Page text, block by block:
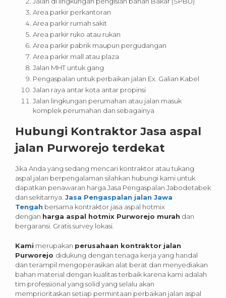
Area parkir perkantoran
Area parkir rumah sakit
Area parkir ruko atau rukan
Area parkir pabrik maupun pergudangan
Area parkir mall atau plaza
Jalan MHT untuk gang
Pengaspalan untuk perbaikan jalan Ex. Galian Kabel
Jalan raya antar kota antar propinsi
Jalan lingkungan perumahan atau jalan masuk
komplek perumahan dan sebagainya
Hubungi Kontraktor Jasa aspal
jalan Purworejo terdekat
Jika Anda yang sedang mencari kontraktor atau tukang
aspal jalan berpengalaman silahkan hubungi kami untuk
dapatkan penawaran harga Jasa Pengaspalan Jabodetabek
dan sekitarnya. Jasa Pengaspalan jalan Jawa
Tengah bersama kontraktor jasa aspal hotmix
dengan harga aspal hotmix Purworejo murah dan
bergaransi. Gratis survey lokasi.
Kami merupakan perusahaan kontraktor jalan
Purworejo didukung dengan tenaga kerja yang handal
dan terampil mengoperasikan alat berat dan menyediakan
bahan material dengan kualitas terbaik karena kami adalah
tim professional yang solid yang selalu akan
memprioritaskan setiap permintaan perbaikan jalan aspal